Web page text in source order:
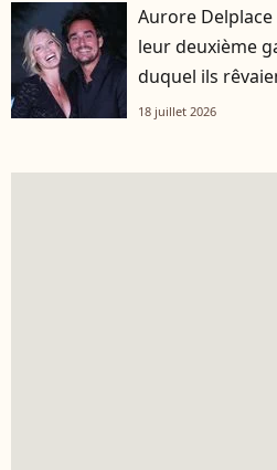
Aurore
leur deuxième
duquel ils
18 juillet 2026